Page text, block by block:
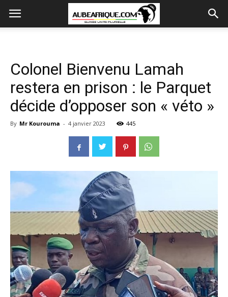
Colonel Bienvenu Lamah
restera en prison : le Parquet
décide d’opposer son « véto »
By Mr Kourouma - 4 janvier 2023 445